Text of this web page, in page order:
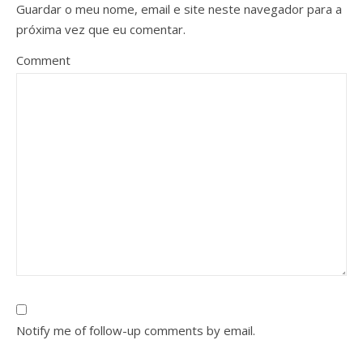
Guardar o meu nome, email e site neste navegador para a
próxima vez que eu comentar.
Comment
Notify me of follow-up comments by email.